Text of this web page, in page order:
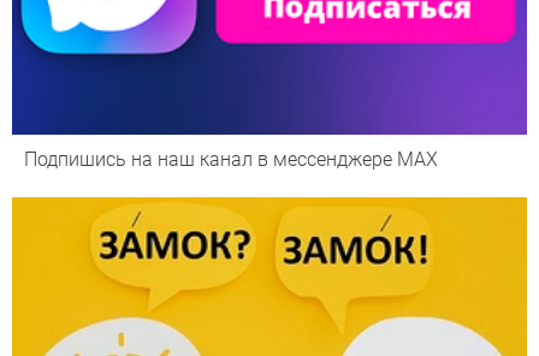
Подпишись на наш канал в мессенджере МАХ